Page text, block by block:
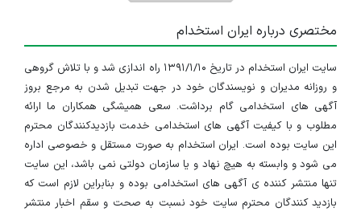
مختصری درباره ایران استخدام
سایت ایران استخدام در تاریخ ۱۳۹۱/۱/۱۰ راه اندازی شد و با تلاش گروهی
و روزانه مدیران و نویسندگان خود در جهت تبدیل شدن به مرجع بروز
آگهی های استخدامی گام برداشت. سعی همیشگی همکاران ما ارائه
مطلوب و با کیفیت آگهی های استخدامی خدمت بازدیدکنندگان محترم
این سایت بوده است. ایران استخدام به صورت مستقل و خصوصی اداره
می شود و وابسته به هیچ نهاد و یا سازمان دولتی نمی باشد، این سایت
تنها منتشر کننده ی آگهی های استخدامی بوده و بنابراین لازم است که
بازدید کنندگان محترم سایت خود نسبت به صحت و سقم اخبار منتشر